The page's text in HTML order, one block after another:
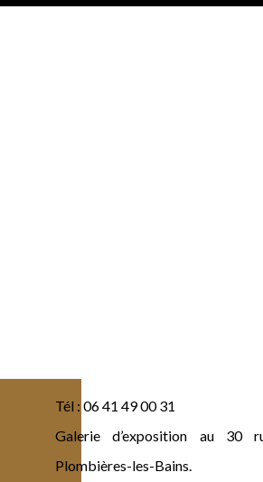
Tél : 06 41 49 00 31
Galerie d’exposition au 30
Plombières-les-Bains.